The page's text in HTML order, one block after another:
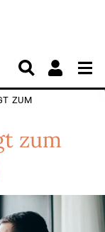
ZUM
zum